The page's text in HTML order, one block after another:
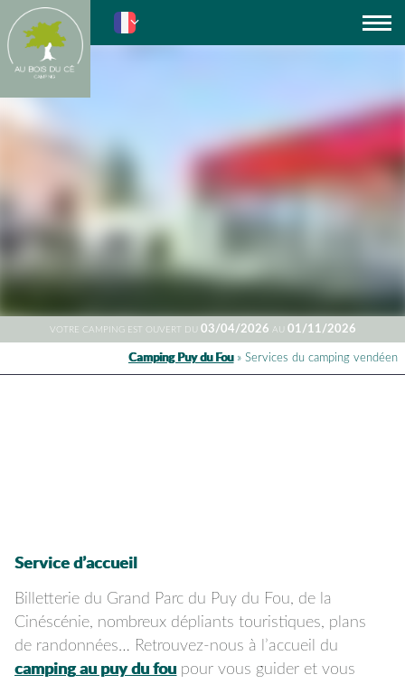
Actus
VOTRE CAMPING EST OUVERT DU 03/04/2026 AU 01/11/2026
Camping Puy du Fou» Services du camping vendéen
Service d’accueil
Billetterie du Grand Parc du Puy du Fou, de la
Cinéscénie, nombreux dépliants touristiques, plans
de randonnées… Retrouvez-nous à l’accueil du
camping au puy du fou pour vous guider et vous